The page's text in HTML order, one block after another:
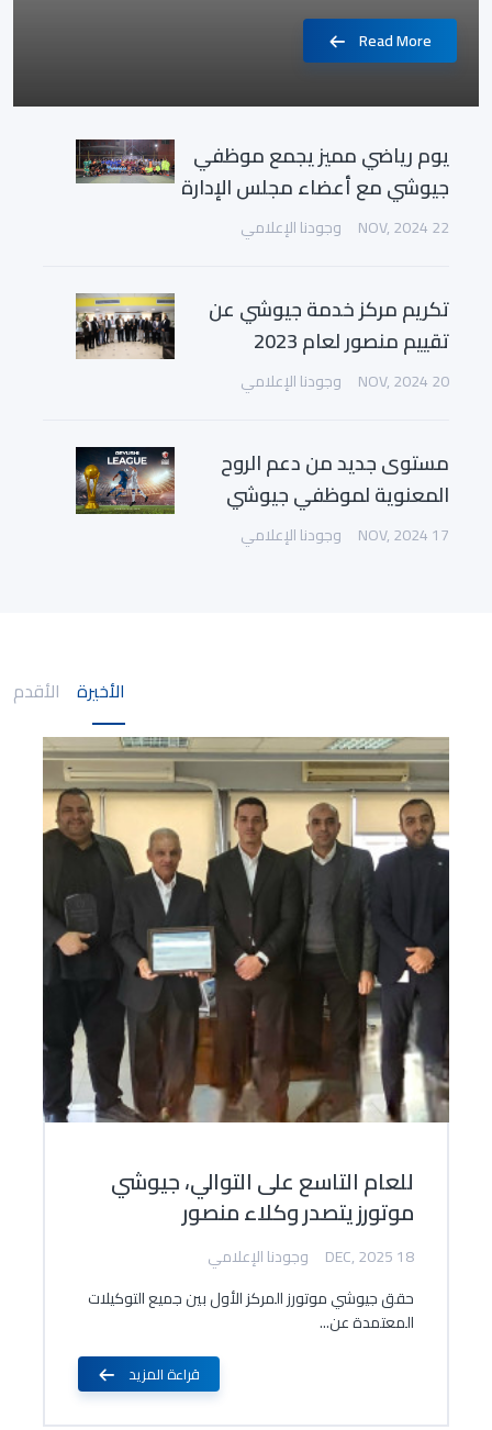
Read More
يوم رياضي مميز يجمع موظفي
جيوشي مع أعضاء مجلس الإدارة
22 NOV, 2024 وجودنا الإعلامي
تكريم مركز خدمة جيوشي عن
تقييم منصور لعام 2023
20 NOV, 2024 وجودنا الإعلامي
مستوى جديد من دعم الروح
المعنوية لموظفي جيوشي
17 NOV, 2024 وجودنا الإعلامي
الأخيرة الأقدم
للعام التاسع على التوالي، جيوشي
موتورز يتصدر وكلاء منصور
18 DEC, 2025
وجودنا الإعلامي
حقق جيوشي موتورز المركز الأول بين جميع التوكيلات
المعتمدة عن...
قراءة المزيد